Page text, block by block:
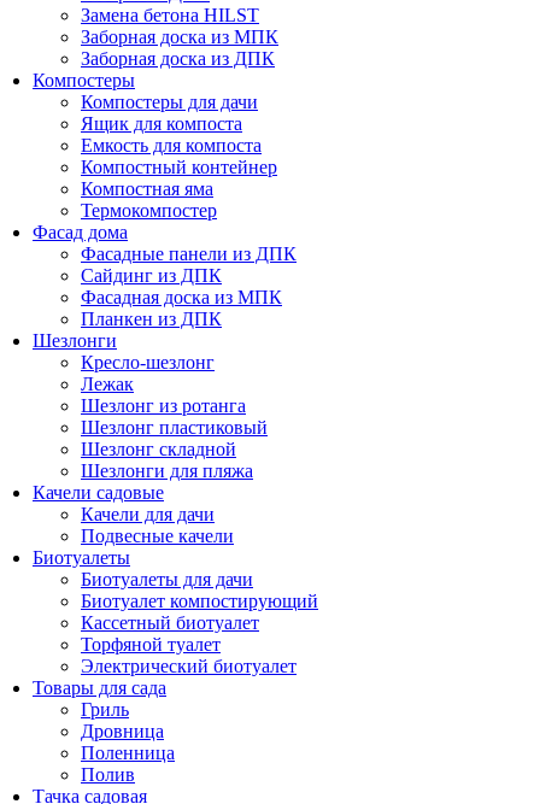
Замена бетона HILST
Заборная доска из МПК
Заборная доска из ДПК
Компостеры
Компостеры для дачи
Ящик для компоста
Емкость для компоста
Компостный контейнер
Компостная яма
Термокомпостер
Фасад дома
Фасадные панели из ДПК
Сайдинг из ДПК
Фасадная доска из МПК
Планкен из ДПК
Шезлонги
Кресло-шезлонг
Лежак
Шезлонг из ротанга
Шезлонг пластиковый
Шезлонг складной
Шезлонги для пляжа
Качели садовые
Качели для дачи
Подвесные качели
Биотуалеты
Биотуалеты для дачи
Биотуалет компостирующий
Кассетный биотуалет
Торфяной туалет
Электрический биотуалет
Товары для сада
Гриль
Дровница
Поленница
Полив
Тачка садовая